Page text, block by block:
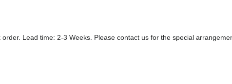
Lead time: 2-3 Weeks. Please contact us for the special